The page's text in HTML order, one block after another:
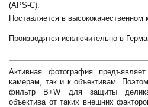
(APS-C).
Поставляется в
Производятся исключительно в
Активная фотография
камерам, так и к объективам.
фильтр B+W для защиты
объектива от таких внешних